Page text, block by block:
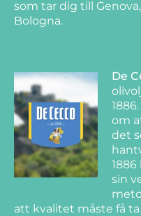
som tar dig till
Bologna.
De
om
det
sin
att kvalitet måste få